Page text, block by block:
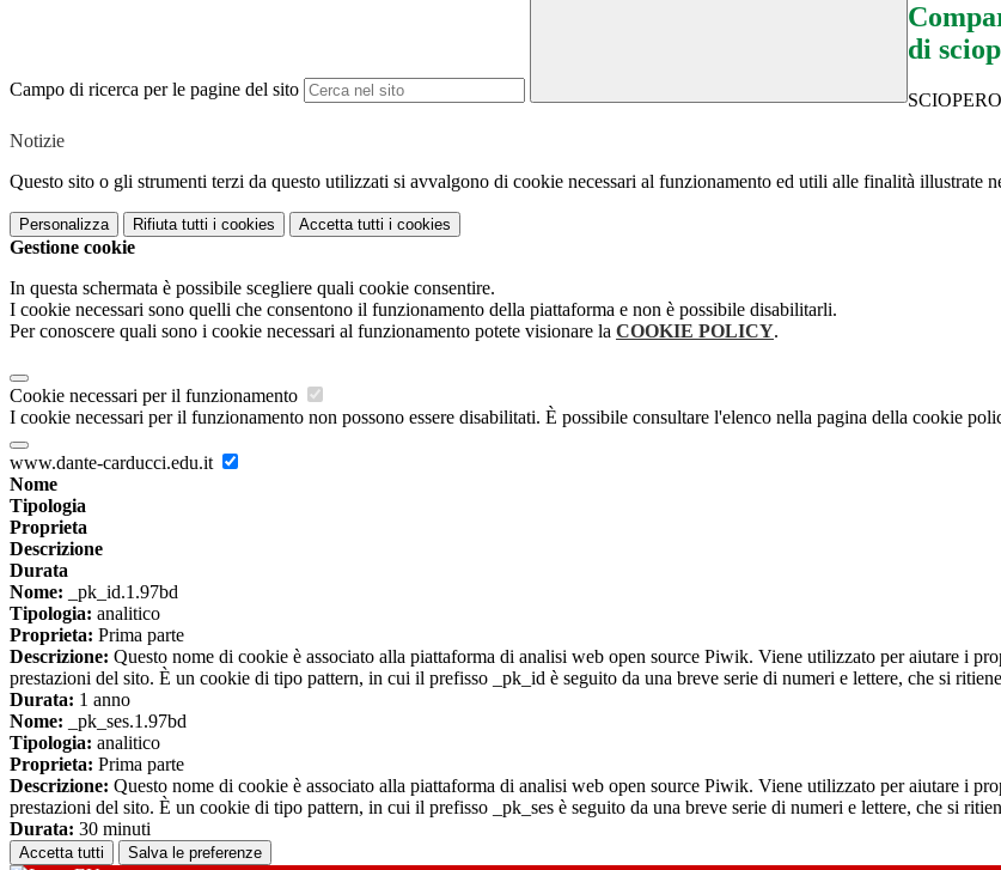
Campo di ricerca per le pagine del sito
di
Notizie
Questo sito o gli strumenti terzi da questo utilizzati si avvalgono di cookie necessari al funzionamento ed utili alle finalità illustrate
Personalizza Rifiuta tutti i cookies Accetta tutti i cookies
Gestione cookie
In questa schermata è possibile scegliere quali cookie consentire.
I cookie necessari sono quelli che consentono il funzionamento della piattaforma e non è possibile disabilitarli.
Per conoscere quali sono i cookie necessari al funzionamento potete visionare la COOKIE POLICY.
Cookie necessari per il funzionamento
I cookie necessari per il funzionamento non possono essere disabilitati. È possibile consultare l'elenco nella pagina della cookie
www.dante-carducci.edu.it
Nome
Tipologia
Proprieta
Descrizione
Durata
Nome: _pk_id.1.97bd
Tipologia: analitico
Proprieta: Prima parte
Descrizione: Questo nome di cookie è associato alla piattaforma di analisi web open source Piwik. Viene utilizzato per aiutare i
prestazioni del sito. È un cookie di tipo pattern, in cui il prefisso _pk_id è seguito da una breve serie di numeri e lettere, che si
Durata: 1 anno
Nome: _pk_ses.1.97bd
Tipologia: analitico
Proprieta: Prima parte
Descrizione: Questo nome di cookie è associato alla piattaforma di analisi web open source Piwik. Viene utilizzato per aiutare i
prestazioni del sito. È un cookie di tipo pattern, in cui il prefisso _pk_ses è seguito da una breve serie di numeri e lettere, che si
Durata: 30 minuti
Accetta tutti Salva le preferenze